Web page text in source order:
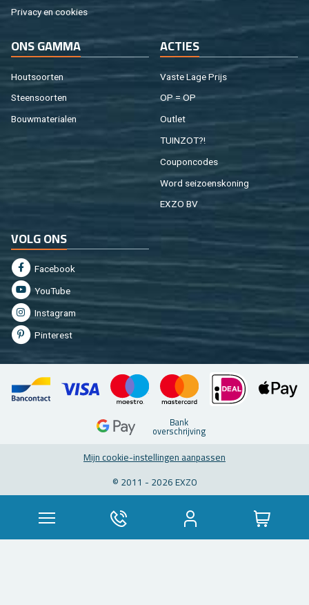
Pri­va­cy en coo­kies
ONS GAMMA
Hout­soor­ten
Steen­soor­ten
Bouw­ma­te­ri­a­len
AC­TIES
Vaste Lage Prijs
OP = OP
Out­let
TUIN­ZOT?!
Cou­pon­co­des
Word sei­zoens­ko­ning
EXZO BV
VOLG ONS
Fa­cebook
You­Tu­be
In­st­agram
Pin­te­rest
Bank
over­schrij­ving
Mijn coo­kie-in­stel­lin­gen aan­pas­sen
© 2011 - 2026 EXZO